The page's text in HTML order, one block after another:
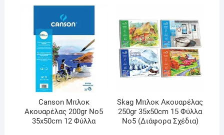
Canson Μπλοκ
Ακουαρέλας 200gr No5
35x50cm 12 Φύλλα
Skag Μπλοκ Ακουαρέλας
250gr 35x50cm 15 Φύλλα
No5 (Διάφορα Σχέδια)